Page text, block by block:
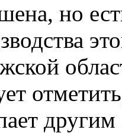
но